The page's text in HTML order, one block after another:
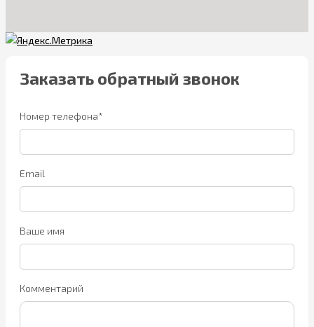
Заказать обратный звонок
Номер телефона*
Email
Ваше имя
Комментарий